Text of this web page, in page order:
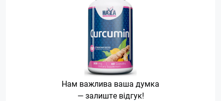
Нам важлива ваша думка
— залиште відгук!